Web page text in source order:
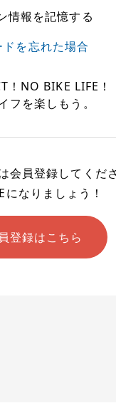
情報を記憶する
を忘れた場合
！NO BIKE LIFE！
フを楽しもう。
会員登録してくだ
になりましょう！
登録はこちら